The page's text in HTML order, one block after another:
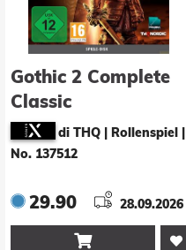
Gothic 2 Complete
Classic
di THQ | Rollenspiel
No. 137512
29.90 28.09.2026
